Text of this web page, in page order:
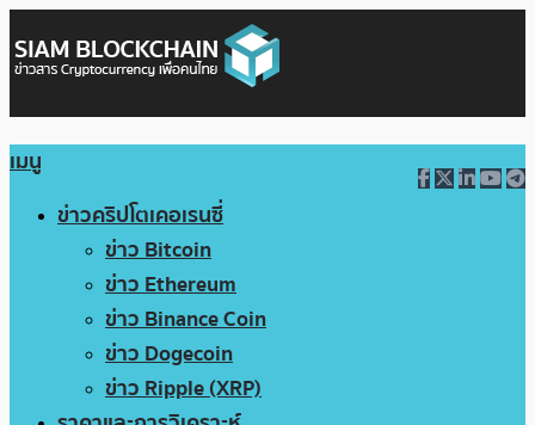
เมนู
ข่าวคริปโตเคอเรนซี่
ข่าว Bitcoin
ข่าว Ethereum
ข่าว Binance Coin
ข่าว Dogecoin
ข่าว Ripple (XRP)